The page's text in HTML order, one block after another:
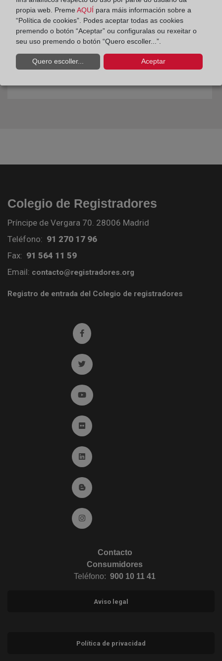
Colegio de Registradores
Príncipe de Vergara 70. 28006 Madrid
Teléfono: 91 270 17 96
Fax: 91 564 11 59
Email: contacto@registradores.org
Registro de entrada del Colegio de registradores
Ir a facebook (abre en ventana nueva)
Ir a twitter (abre en ventana nueva)
Ir a YouTube (abre en ventana nueva)
Ir a Flickr (abre en ventana nueva)
Ir a Linkedin (abre en ventana nueva)
Ir al Blog (abre en ventana nueva)
Ir a Instagram (abre en ventana nueva)
Contacto
Consumidores
Teléfono: 900 10 11 41
Aviso legal
Política de privacidad
propia web. Preme AQUÍ para máis información sobre a
“Política de cookies”. Podes aceptar todas as cookies
premendo o botón “Aceptar” ou configuralas ou rexeitar o
seu uso premendo o botón “Quero escoller...”.
Quero escoller... Aceptar